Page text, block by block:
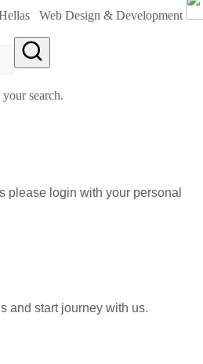
Web Design & Development
search.
please login with your personal
and start journey with us.